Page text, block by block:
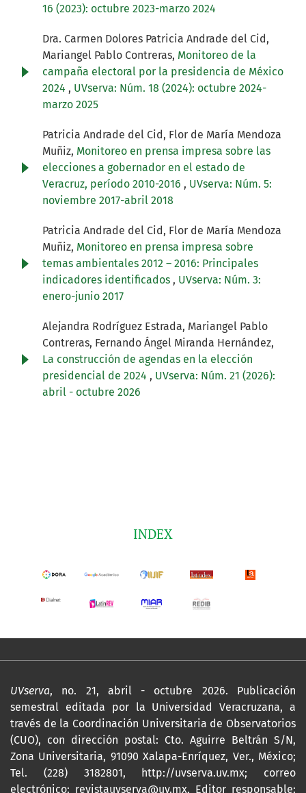
16 (2023): octubre 2023-marzo 2024
Dra. Carmen Dolores Patricia Andrade del Cid,
Mariangel Pablo Contreras, Monitoreo de la
campaña electoral por la presidencia de México
2024 , UVserva: Núm. 18 (2024): octubre 2024-
marzo 2025
Patricia Andrade del Cid, Flor de María Mendoza
Muñiz, Monitoreo en prensa impresa sobre las
elecciones a gobernador en el estado de
Veracruz, período 2010-2016 , UVserva: Núm. 5:
noviembre 2017-abril 2018
Patricia Andrade del Cid, Flor de María Mendoza
Muñiz, Monitoreo en prensa impresa sobre
temas ambientales 2012 – 2016: Principales
indicadores identificados , UVserva: Núm. 3:
enero-junio 2017
Alejandra Rodríguez Estrada, Mariangel Pablo
Contreras, Fernando Ángel Miranda Hernández,
La construcción de agendas en la elección
presidencial de 2024 , UVserva: Núm. 21 (2026):
abril - octubre 2026
INDEX
UVserva, no. 21, abril - octubre 2026. Publicación
semestral editada por la Universidad Veracruzana, a
través de la Coordinación Universitaria de Observatorios
(CUO), con dirección postal: Cto. Aguirre Beltrán S/N,
Zona Universitaria, 91090 Xalapa-Enríquez, Ver., México;
Tel. (228) 3182801,
http://uvserva.uv.mx; correo
electrónico: revistauvserva@uv.mx, Editor responsable: